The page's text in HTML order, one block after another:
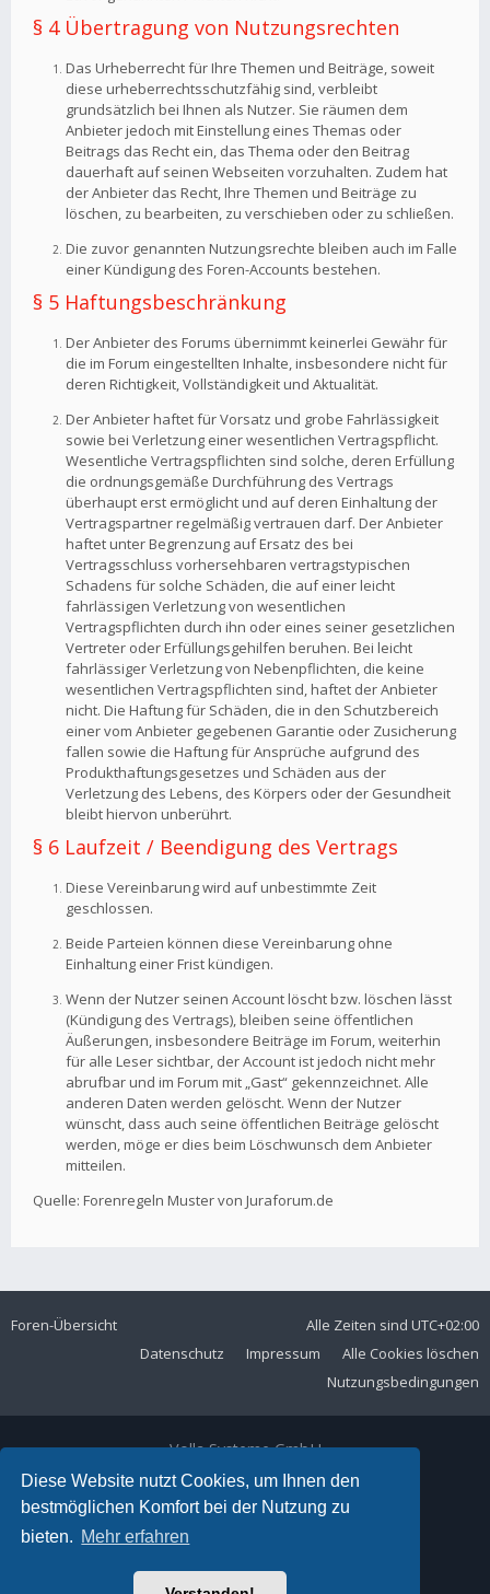
Diese Website nutzt Cookies, um Ihnen den
bestmöglichen Komfort bei der Nutzung zu
bieten. Mehr erfahren
§ 4 Übertragung von Nutzungsrechten
Das Urheberrecht für Ihre Themen und Beiträge, soweit
diese urheberrechtsschutzfähig sind, verbleibt
grundsätzlich bei Ihnen als Nutzer. Sie räumen dem
Anbieter jedoch mit Einstellung eines Themas oder
Beitrags das Recht ein, das Thema oder den Beitrag
dauerhaft auf seinen Webseiten vorzuhalten. Zudem hat
der Anbieter das Recht, Ihre Themen und Beiträge zu
löschen, zu bearbeiten, zu verschieben oder zu schließen.
Die zuvor genannten Nutzungsrechte bleiben auch im Falle
einer Kündigung des Foren-Accounts bestehen.
§ 5 Haftungsbeschränkung
Der Anbieter des Forums übernimmt keinerlei Gewähr für
die im Forum eingestellten Inhalte, insbesondere nicht für
deren Richtigkeit, Vollständigkeit und Aktualität.
Der Anbieter haftet für Vorsatz und grobe Fahrlässigkeit
sowie bei Verletzung einer wesentlichen Vertragspflicht.
Wesentliche Vertragspflichten sind solche, deren Erfüllung
die ordnungsgemäße Durchführung des Vertrags
überhaupt erst ermöglicht und auf deren Einhaltung der
Vertragspartner regelmäßig vertrauen darf. Der Anbieter
haftet unter Begrenzung auf Ersatz des bei
Vertragsschluss vorhersehbaren vertragstypischen
Schadens für solche Schäden, die auf einer leicht
fahrlässigen Verletzung von wesentlichen
Vertragspflichten durch ihn oder eines seiner gesetzlichen
Vertreter oder Erfüllungsgehilfen beruhen. Bei leicht
fahrlässiger Verletzung von Nebenpflichten, die keine
wesentlichen Vertragspflichten sind, haftet der Anbieter
nicht. Die Haftung für Schäden, die in den Schutzbereich
einer vom Anbieter gegebenen Garantie oder Zusicherung
fallen sowie die Haftung für Ansprüche aufgrund des
Produkthaftungsgesetzes und Schäden aus der
Verletzung des Lebens, des Körpers oder der Gesundheit
bleibt hiervon unberührt.
§ 6 Laufzeit / Beendigung des Vertrags
Diese Vereinbarung wird auf unbestimmte Zeit
geschlossen.
Beide Parteien können diese Vereinbarung ohne
Einhaltung einer Frist kündigen.
Wenn der Nutzer seinen Account löscht bzw. löschen lässt
(Kündigung des Vertrags), bleiben seine öffentlichen
Äußerungen, insbesondere Beiträge im Forum, weiterhin
für alle Leser sichtbar, der Account ist jedoch nicht mehr
abrufbar und im Forum mit „Gast“ gekennzeichnet. Alle
anderen Daten werden gelöscht. Wenn der Nutzer
wünscht, dass auch seine öffentlichen Beiträge gelöscht
werden, möge er dies beim Löschwunsch dem Anbieter
mitteilen.
Quelle: Forenregeln Muster von Juraforum.de
Foren-Übersicht Alle Zeiten sind UTC+02:00
Alle Cookies löschen
Impressum
Datenschutz
Nutzungsbedingungen
Volla Systeme GmbH
Kölner Straße 102
42897 Remscheid
Telefon:+49 2191 59897 61
E-Mail: